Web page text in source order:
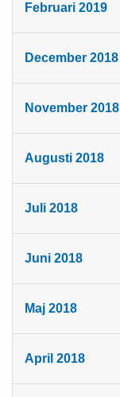
Februari 2019
December 2018
November 2018
Augusti 2018
Juli 2018
Juni 2018
Maj 2018
April 2018